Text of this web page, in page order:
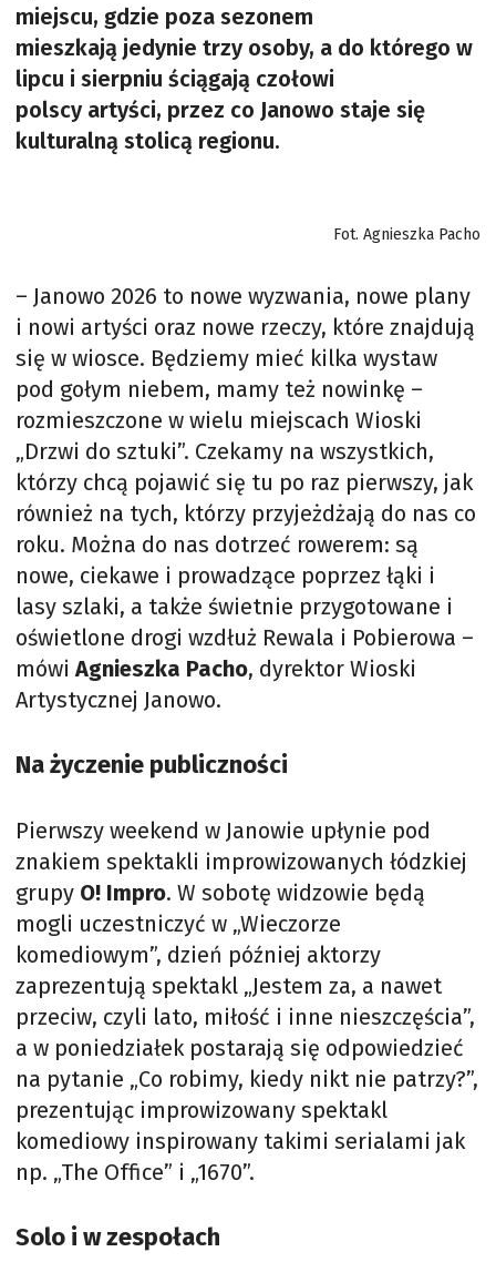
miejscu, gdzie poza sezonem
mieszkają jedynie trzy osoby, a do którego w
lipcu i sierpniu ściągają czołowi
polscy artyści, przez co Janowo staje się
kulturalną stolicą regionu.
Fot. Agnieszka Pacho
– Janowo 2026 to nowe wyzwania, nowe plany
i nowi artyści oraz nowe rzeczy, które znajdują
się w wiosce. Będziemy mieć kilka wystaw
pod gołym niebem, mamy też nowinkę –
rozmieszczone w wielu miejscach Wioski
„Drzwi do sztuki”. Czekamy na wszystkich,
którzy chcą pojawić się tu po raz pierwszy, jak
również na tych, którzy przyjeżdżają do nas co
roku. Można do nas dotrzeć rowerem: są
nowe, ciekawe i prowadzące poprzez łąki i
lasy szlaki, a także świetnie przygotowane i
oświetlone drogi wzdłuż Rewala i Pobierowa –
mówiAgnieszka Pacho, dyrektor Wioski
Artystycznej Janowo.
Na życzenie publiczności
Pierwszy weekend w Janowie upłynie pod
znakiem spektakli improwizowanych łódzkiej
grupy O! Impro. W sobotę widzowie będą
mogli uczestniczyć w „Wieczorze
komediowym”, dzień później aktorzy
zaprezentują spektakl „Jestem za, a nawet
przeciw, czyli lato, miłość i inne nieszczęścia”,
a w poniedziałek postarają się odpowiedzieć
na pytanie „Co robimy, kiedy nikt nie patrzy?”,
prezentując improwizowany spektakl
komediowy inspirowany takimi serialami jak
np. „The Office” i „1670”.
Solo i w zespołach